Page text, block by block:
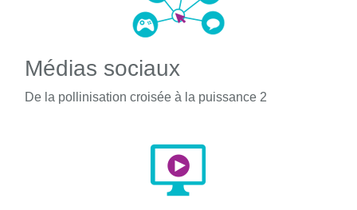
Médias sociaux
De la pollinisation croisée à la puissance 2